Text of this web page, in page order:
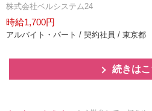
株式会社ベルシステム24
時給1,700円
アルバイト・パート / 契約社員 / 東京都
続きはこ